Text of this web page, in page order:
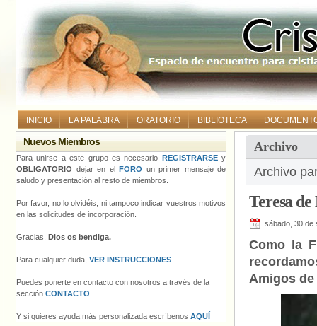
INICIO LA PALABRA ORATORIO BIBLIOTECA
Archivo
Archivo
Teresa
sábado, 30 de
Como la
Amigos
Nuevos Miembros
Para unirse a este grupo es necesario REGISTRARSEy
OBLIGATORIO dejar en el FORO un primer mensaje de
saludo y presentación al resto de miembros.
Por favor, no lo olvidéis, ni tampoco indicar vuestros motivos
en las solicitudes de incorporación.
Gracias. Dios os bendiga.
Para cualquier duda, VER INSTRUCCIONES
Puedes ponerte en contacto con nosotros a través de la
sección CONTACTO
Y si quieres ayuda más personalizada escríbenos AQUÍ